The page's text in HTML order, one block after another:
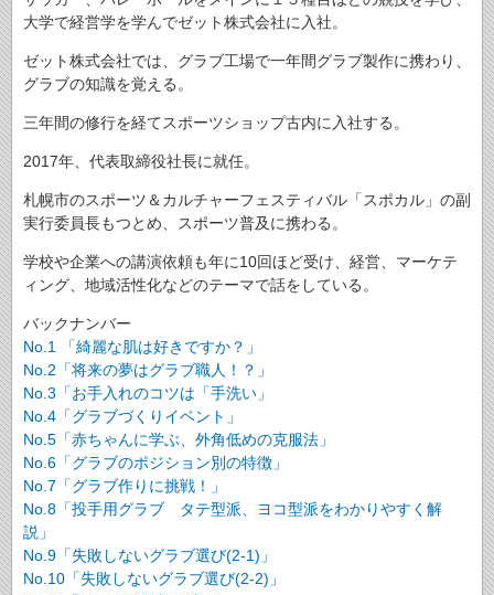
大学で経営学を学んでゼット株式会社に入社。
ゼット株式会社では、グラブ工場で一年間グラブ製作に携わり、
グラブの知識を覚える。
三年間の修行を経てスポーツショップ古内に入社する。
2017年、代表取締役社長に就任。
札幌市のスポーツ＆カルチャーフェスティバル「スポカル」の副
実行委員長もつとめ、スポーツ普及に携わる。
学校や企業への講演依頼も年に10回ほど受け、経営、マーケテ
ィング、地域活性化などのテーマで話をしている。
バックナンバー
No.1 「綺麗な肌は好きですか？」
No.2「将来の夢はグラブ職人！？」
No.3「お手入れのコツは「手洗い」
No.4「グラブづくりイベント」
No.5「赤ちゃんに学ぶ、外角低めの克服法」
No.6「グラブのポジション別の特徴」
No.7「グラブ作りに挑戦！」
No.8「投手用グラブ タテ型派、ヨコ型派をわかりやすく解
説」
No.9「失敗しないグラブ選び(2-1)」
No.10「失敗しないグラブ選び(2-2)」